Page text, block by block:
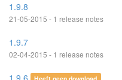
1.9.8
21-05-2015 - 1 release notes
1.9.7
02-04-2015 - 1 release notes
1.9.6